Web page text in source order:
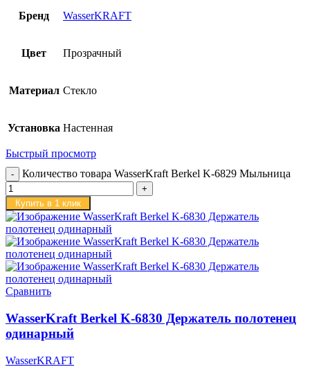
Бренд WasserKRAFT
Цвет Прозрачный
Материал Стекло
Установка Настенная
Быстрый просмотр
Количество товара WasserKraft Berkel K-6829 Мыльница
Купить в 1 клик
Сравнить
WasserKraft Berkel K-6830 Держатель полотенец
одинарный
WasserKRAFT